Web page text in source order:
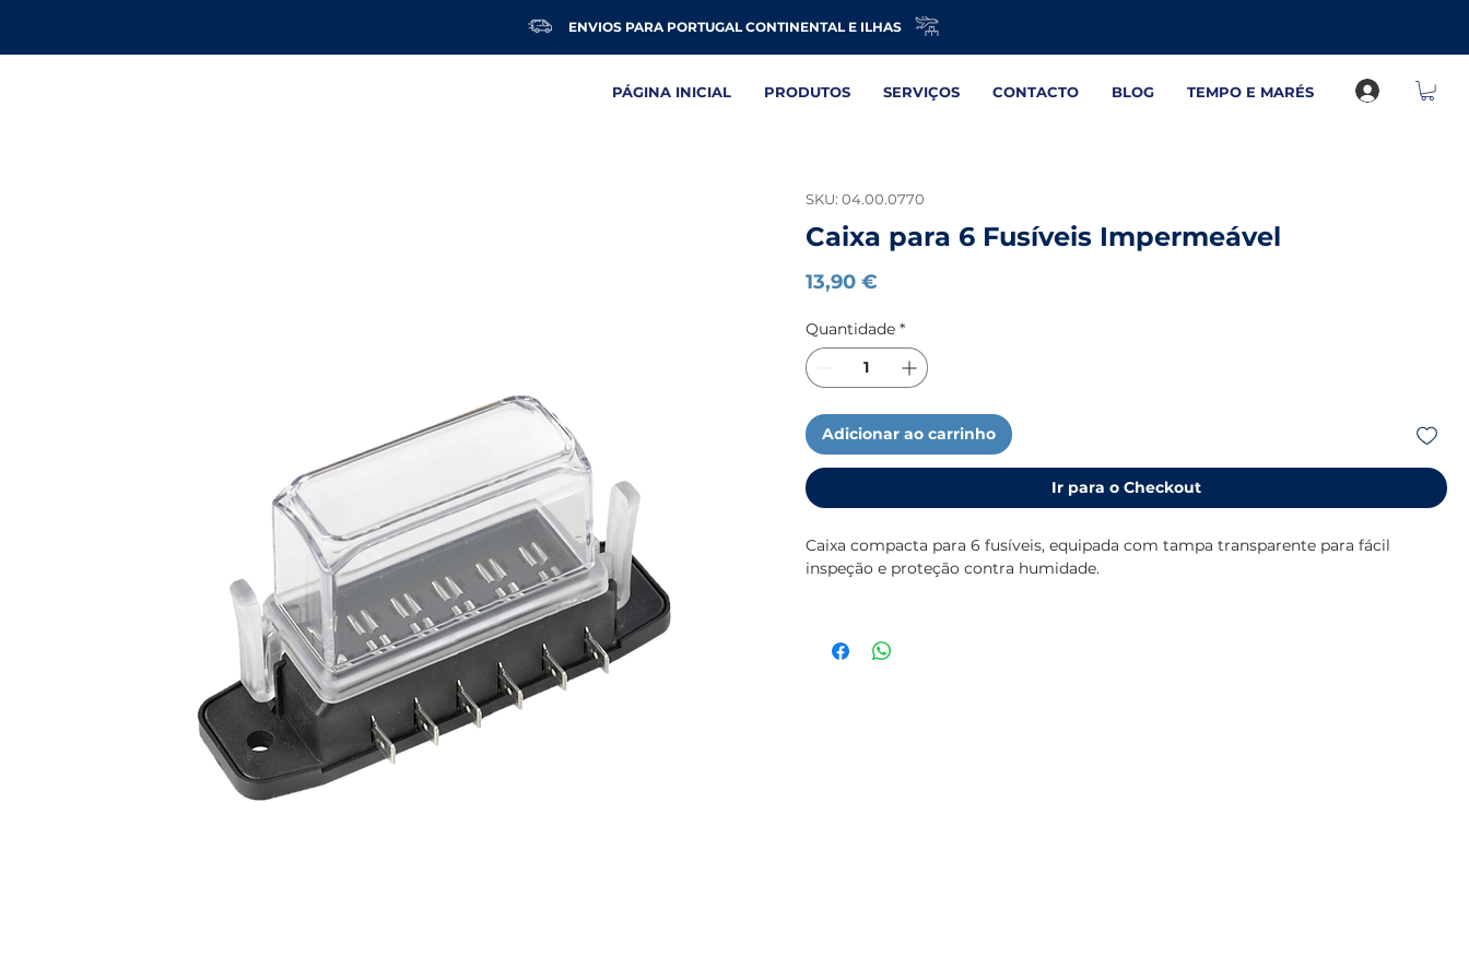
ENVIOS PARA PORTUGAL CONTINENTAL E ILHAS
PÁGINA INICIAL PRODUTOS SERVIÇOS CONTACTO BLOG TEMPO E MARÉS
SKU: 04.00.0770
Caixa para 6 Fusíveis Impermeável
13,90 €
Quantidade *
Adicionar ao carrinho
Ir para o Checkout
Caixa compacta para 6 fusíveis, equipada com tampa transparente para fácil
inspeção e proteção contra humidade.
Dimensões: 100 x 31 mm